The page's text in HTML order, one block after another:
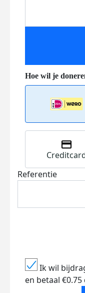
Referentie
Ik wil
en betaal €0.75